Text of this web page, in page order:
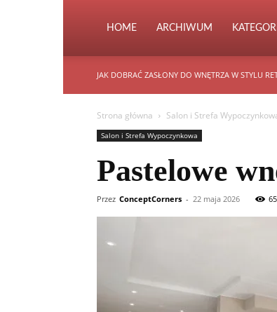
HOME ARCHIWUM
JAK DOBRAĆ ZASŁONY DO WNĘTRZA W STYLU
Strona główna Salon i Strefa
Salon i Strefa Wypoczynkowa
Pastelowe
Przez ConceptCorners - 22 maja 2026 65